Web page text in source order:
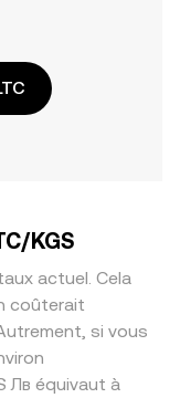
KGS
actuel. Cela
coûterait
si vous
Лв équivaut à